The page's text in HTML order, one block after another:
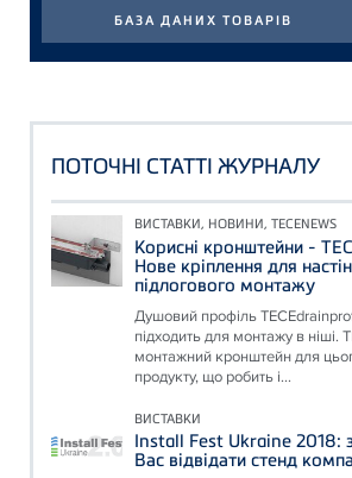
ПОТОЧНІ СТАТТІ ЖУРНАЛУ
ВИСТАВКИ, НОВИНИ, TECENEWS
Корисні кронштейни -
Нове кріплення для
підлогового монтажу
Душовий профіль
підходить для монтажу в ніші.
монтажний кронштейн для
продукту, що робить і...
ВИСТАВКИ
Install Fest Ukraine 2018:
Вас відвідати стенд